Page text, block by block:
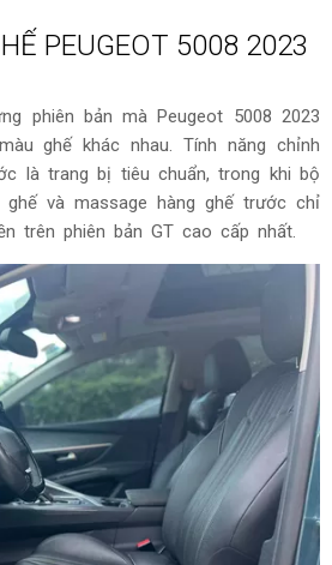
cấp từ Focal được trang bị độc quyền trên bản GT
cao cấp nhất còn bổ sung thêm kính
tối màu và loa Focal như đã đề
soát chất lượng không khí trong
PEUGEOT 5008 2023
phiên bản mà Peugeot 5008 2023
ghế khác nhau. Tính năng chỉnh
là trang bị tiêu chuẩn, trong khi bộ
và massage hàng ghế trước chỉ
trên phiên bản GT cao cấp nhất.